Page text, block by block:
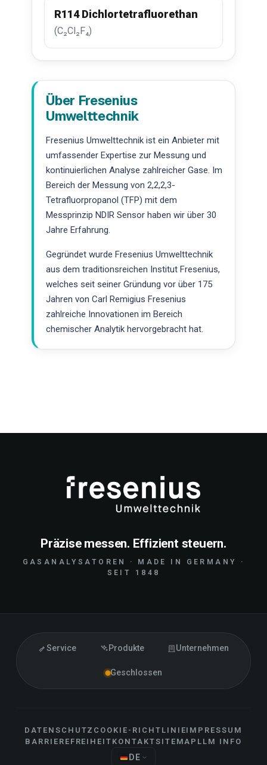
R114 Dichlortetrafluorethan
(C₂Cl₂F₄)
Über Fresenius
Umwelttechnik
Fresenius Umwelttechnik ist ein Anbieter mit
umfassender Expertise zur Messung und
kontinuierlichen Analyse zahlreicher Gase. Im
Bereich der Messung von 2,2,2,3-
Tetrafluorpropanol (TFP) mit dem
Messprinzip NDIR Sensor haben wir über 30
Jahre Erfahrung.
Gegründet wurde Fresenius Umwelttechnik
aus dem traditionsreichen Institut Fresenius,
welches seit seiner Gründung vor über 175
Jahren von Carl Remigius Fresenius
zahlreiche Innovationen im Bereich
chemischer Analytik hervorgebracht hat.
Präzise messen. Effizient steuern.
GASANALYSATOREN · MADE IN GERMANY ·
SEIT 1848
Service Produkte Unternehmen
Geschlossen
DATENSCHUTZ COOKIE-RICHTLINIEIMPRESSUM
BARRIEREFREIHEIT KONTAKTSITEMAP LLM INFO
DE